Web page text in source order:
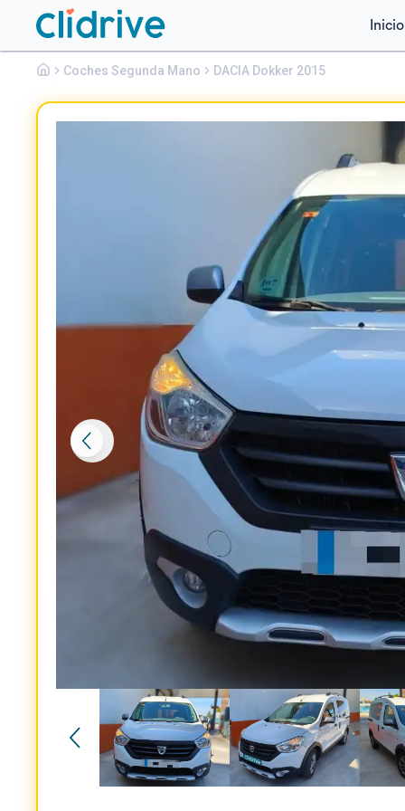
Inicio
Coches Segunda Mano DACIA Dokker 2015
DaciaDokker
STEPWAY DCI 66KW (90CV)